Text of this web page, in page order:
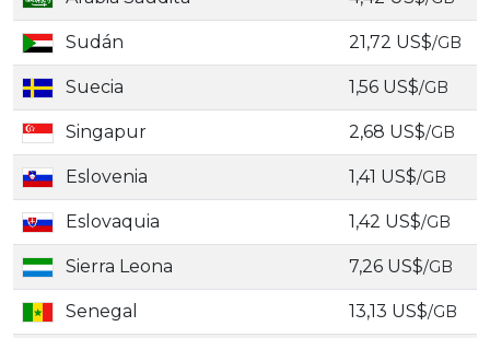
Sudán 21,72 US$/GB
Suecia 1,56 US$/GB
Singapur 2,68 US$/GB
Eslovenia 1,41 US$/GB
Eslovaquia 1,42 US$/GB
Sierra Leona 7,26 US$/GB
Senegal 13,13 US$/GB